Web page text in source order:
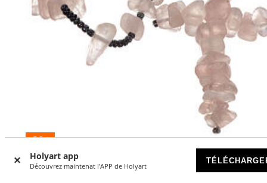
Holyart app
Découvrez maintenat l'APP de Holyart
-20%
Chapelet Medjugorje pierre dure rose transparente